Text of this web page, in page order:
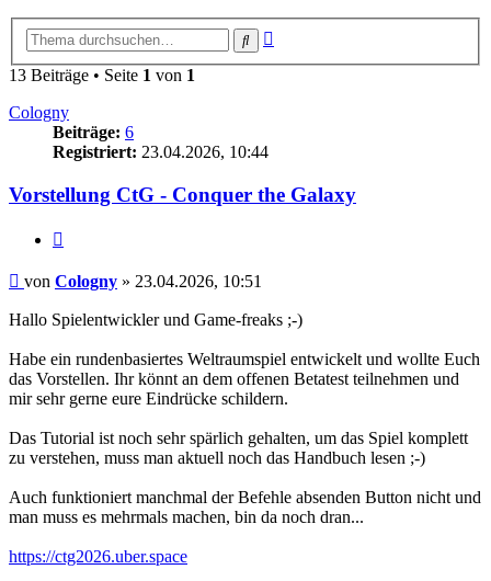
Suche
13 Beiträge • Seite 1 von 1
Cologny
Beiträge: 6
Registriert: 23.04.2026, 10:44
Vorstellung CtG - Conquer the Galaxy
Beitrag
von Cologny » 23.04.2026, 10:51
Hallo Spielentwickler und Game-freaks ;-)
Habe ein rundenbasiertes Weltraumspiel entwickelt und wollte Euch
das Vorstellen. Ihr könnt an dem offenen Betatest teilnehmen und
mir sehr gerne eure Eindrücke schildern.
Das Tutorial ist noch sehr spärlich gehalten, um das Spiel komplett
zu verstehen, muss man aktuell noch das Handbuch lesen ;-)
Auch funktioniert manchmal der Befehle absenden Button nicht und
man muss es mehrmals machen, bin da noch dran...
https://ctg2026.uber.space